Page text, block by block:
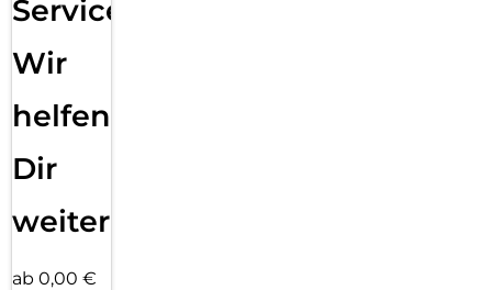
Service:
Wir
helfen
Dir
weiter
ab 0,00 €